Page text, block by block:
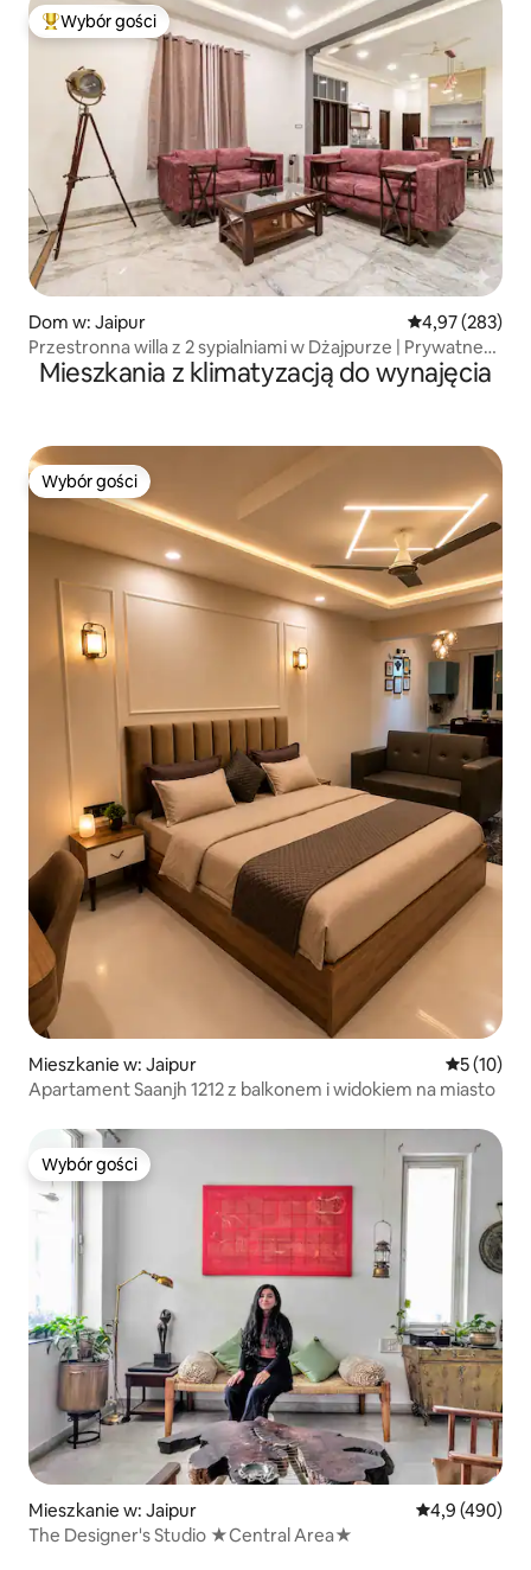
Najpopularniejsze z kategorii Wybór gości
Wybór gości
Dom w: Jaipur Średnia
4,97 (283)
Przestronna willa z 2 sypialniami w Dżajpurze | Prywatne
jacuzzi
Mieszkania z klimatyzacją do wynajęcia
Wybór gości
Wybór gości
Mieszkanie w: Jaipur Średnia
5 (10)
Apartament Saanjh 1212 z balkonem i widokiem na miasto
Wybór gości
Wybór gości
Mieszkanie w: Jaipur Średnia
4,9 (490)
The Designer's Studio ★Central Area★